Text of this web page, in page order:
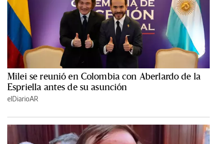
Milei se reunió en Colombia con Aberlardo de la
Espriella antes de su asunción
elDiarioAR